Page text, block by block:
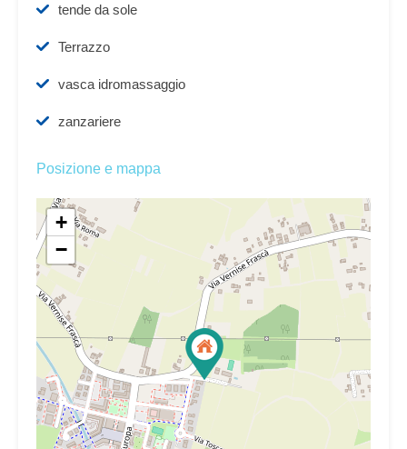
tende da sole
Terrazzo
vasca idromassaggio
zanzariere
Posizione e mappa
+
−